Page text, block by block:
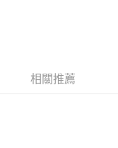
相關推薦